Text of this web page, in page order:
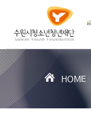
시
청
소
년
청
년
재
단